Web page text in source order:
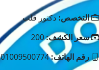
التخصص:دكتور قلب
سعر الكشف:200
رقم الهاتف:01009500774